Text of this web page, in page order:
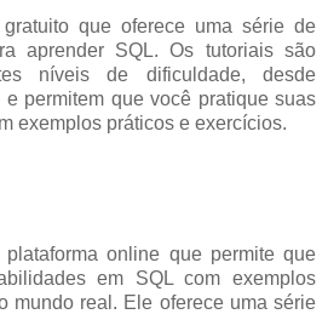
que oferece uma série de
aprender SQL. Os tutoriais são
níveis de dificuldade, desde
permitem que você pratique suas
exemplos práticos e exercícios.
plataforma online que permite que
em SQL com exemplos
mundo real. Ele oferece uma série